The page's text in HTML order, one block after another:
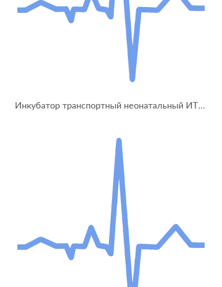
Инкубатор транспортный неонатальный ИТН-01-«УОМЗ»